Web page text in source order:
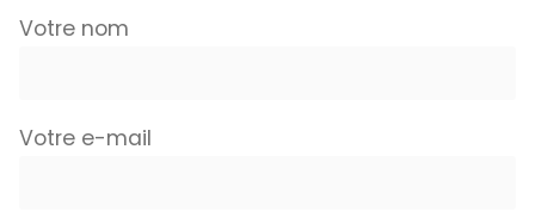
Votre nom
Votre e-mail